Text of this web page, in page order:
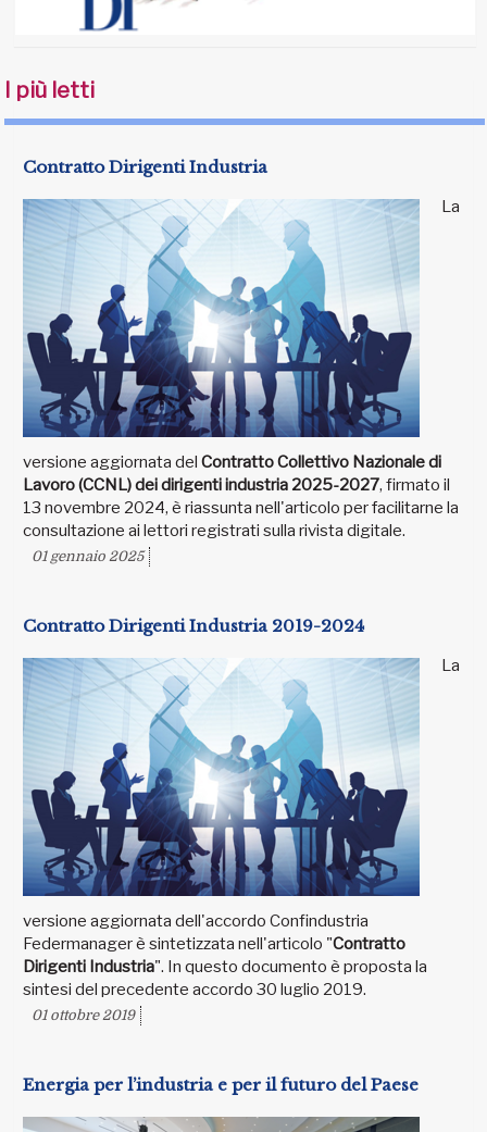
I più letti
Contratto Dirigenti Industria
La
versione aggiornata del Contratto Collettivo Nazionale di
Lavoro (CCNL) dei dirigenti industria 2025-2027, firmato il
13 novembre 2024, è riassunta nell'articolo per facilitarne la
consultazione ai lettori registrati sulla rivista digitale.
01 gennaio 2025
Contratto Dirigenti Industria 2019-2024
La
versione aggiornata dell'accordo Confindustria
Federmanager è sintetizzata nell'articolo "Contratto
Dirigenti Industria". In questo documento è proposta la
sintesi del precedente accordo 30 luglio 2019.
01 ottobre 2019
Energia per l’industria e per il futuro del Paese